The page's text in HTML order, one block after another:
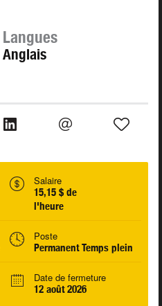
Langues
Anglais
Salaire
15,15 $ de
l'heure
Poste
Permanent Temps plein
Date de fermeture
12 août 2026